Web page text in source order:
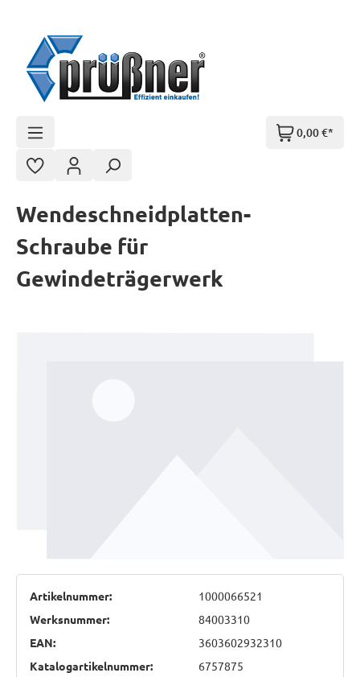
0,00 €*
Wendeschneidplatten-
Schraube für
Gewindeträgerwerk
Artikelnummer:
1000066521
Werksnummer:
84003310
EAN:
3603602932310
Katalogartikelnummer:
6757875